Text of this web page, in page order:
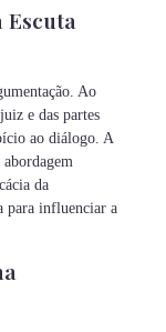
Ao
e das partes
ao diálogo. A
da
para influenciar a